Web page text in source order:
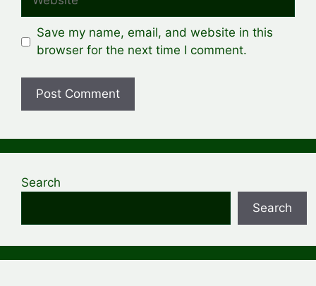
Save my name, email, and website in this
browser for the next time I comment.
Search
Search